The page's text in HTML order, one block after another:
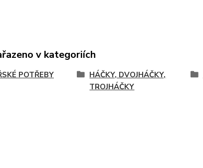
v kategoriích
POTŘEBY
HÁČKY, DVOJHÁČKY,
TROJHÁČKY